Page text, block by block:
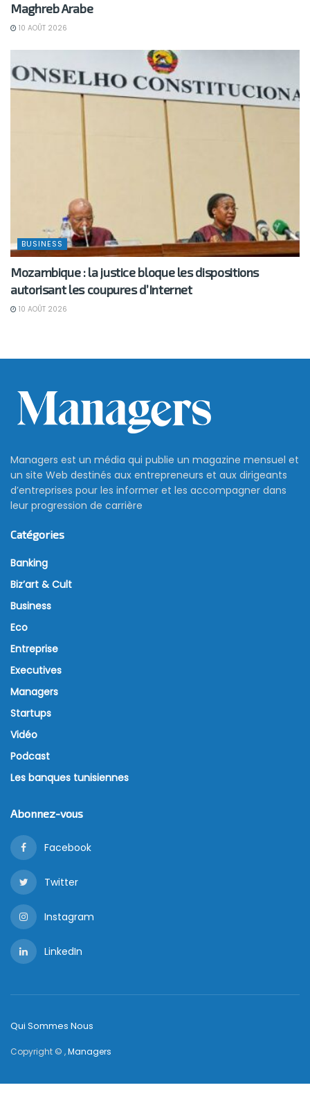
Maghreb Arabe
10 AOÛT 2026
BUSINESS
Mozambique : la justice bloque les dispositions
autorisant les coupures d’Internet
10 AOÛT 2026
Managers est un média qui publie un magazine mensuel et
un site Web destinés aux entrepreneurs et aux dirigeants
d’entreprises pour les informer et les accompagner dans
leur progression de carrière
Catégories
Banking
Biz’art & Cult
Business
Eco
Entreprise
Executives
Managers
Startups
Vidéo
Podcast
Les banques tunisiennes
Abonnez-vous
Facebook
Twitter
Instagram
LinkedIn
Qui Sommes Nous
Copyright © ,Managers